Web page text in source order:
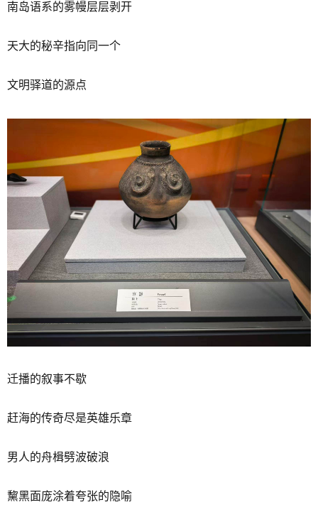
南岛语系的雾幔层层剥开
天大的秘辛指向同一个
文明驿道的源点
迁播的叙事不歇
赶海的传奇尽是英雄乐章
男人的舟楫劈波破浪
黧黑面庞涂着夸张的隐喻